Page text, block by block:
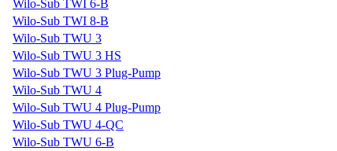
Wilo-Sub TWI 6-B
Wilo-Sub TWI 8-B
Wilo-Sub TWU 3
Wilo-Sub TWU 3 HS
Wilo-Sub TWU 3 Plug-Pump
Wilo-Sub TWU 4
Wilo-Sub TWU 4 Plug-Pump
Wilo-Sub TWU 4-QC
Wilo-Sub TWU 6-B